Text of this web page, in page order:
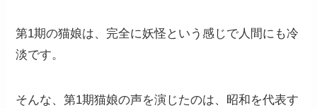
第1期の猫娘は、完全に妖怪という感じで人間にも冷
淡です。
そんな、第1期猫娘の声を演じたのは、昭和を代表す